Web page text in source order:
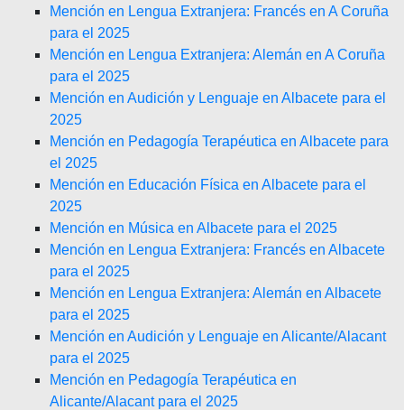
Mención en Lengua Extranjera: Francés en A Coruña
para el 2025
Mención en Lengua Extranjera: Alemán en A Coruña
para el 2025
Mención en Audición y Lenguaje en Albacete para el
2025
Mención en Pedagogía Terapéutica en Albacete para
el 2025
Mención en Educación Física en Albacete para el
2025
Mención en Música en Albacete para el 2025
Mención en Lengua Extranjera: Francés en Albacete
para el 2025
Mención en Lengua Extranjera: Alemán en Albacete
para el 2025
Mención en Audición y Lenguaje en Alicante/Alacant
para el 2025
Mención en Pedagogía Terapéutica en
Alicante/Alacant para el 2025